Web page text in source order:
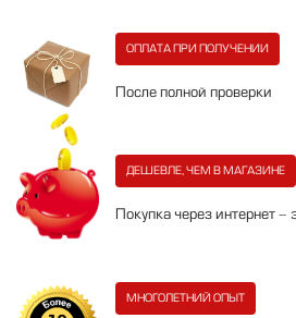
ОПЛАТА ПРИ ПОЛУЧЕНИИ
После полной проверки
ДЕШЕВЛЕ, ЧЕМ В МАГАЗИНЕ
Покупка через интернет -
МНОГОЛЕТНИЙ ОПЫТ